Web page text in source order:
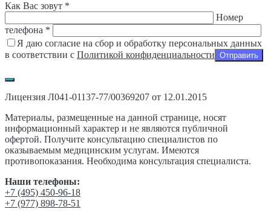
Как Вас зовут *
Номер
телефона *
Я даю согласие на сбор и обработку персональных данных
в соответствии с Политикой конфиденциальности
Лицензия Л041-01137-77/00369207 от 12.01.2015
Материалы, размещенные на данной странице, носят
информационный характер и не являются публичной
офертой. Получите консультацию специалистов по
оказываемым медицинским услугам. Имеются
противопоказания. Необходима консультация специалиста.
Наши телефоны:
‎+7 (495) 450-96-18
+7 (977) 898-78-51